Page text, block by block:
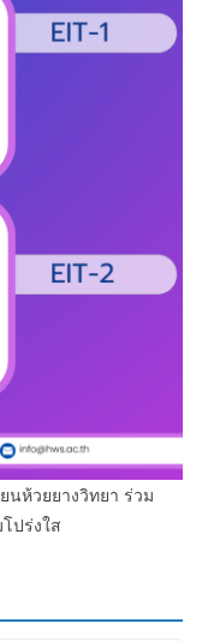
นห้วยยางวิทยา ร่วม
ปร่งใส